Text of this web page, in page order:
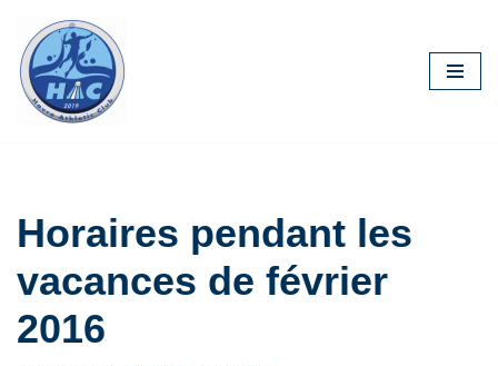
Aller
au
contenu
Horaires pendant les
vacances de février
2016